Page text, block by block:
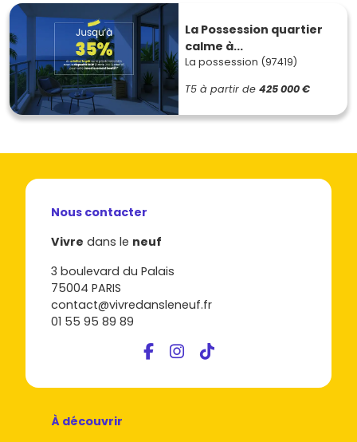
La Possession quartier
calme à...
La possession (97419)
T5 à partir de 425 000 €
Nous contacter
Vivre dans le neuf
3 boulevard du Palais
75004 PARIS
contact@vivredansleneuf.fr
01 55 95 89 89
À découvrir